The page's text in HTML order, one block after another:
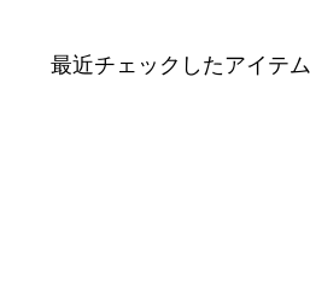
最近チェックしたアイテム